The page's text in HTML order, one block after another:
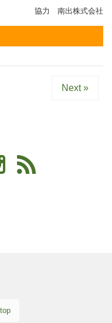
協力 南出株式会社
Next »